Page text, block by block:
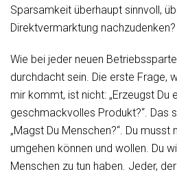
Sparsamkeit überhaupt sinnvoll,
Direktvermarktung nachzudenken?
Wie bei jeder neuen
durchdacht sein. Die erste Frage,
mir kommt, ist nicht: „Erzeugst Du
geschmackvolles Produkt?“. Das
„Magst Du Menschen?“. Du musst
umgehen können und wollen. Du
Menschen zu tun haben. Jeder,